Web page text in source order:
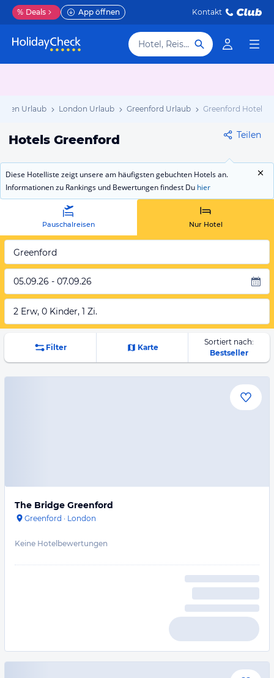
% Deals App öffnen Kontakt
Hotel, Reiseziel
Urlaub London Urlaub Greenford Urlaub Greenford Hotels
Hotels Greenford Teilen
Diese Hotelliste zeigt unsere am häufigsten gebuchten Hotels an.
Informationen zu Rankings und Bewertungen findest Du hier
Pauschalreisen Nur Hotel
Greenford
05.09.26 - 07.09.26
2 Erw, 0 Kinder, 1 Zi.
Filter Karte
Sortiert nach:
Bestseller
The Bridge Greenford
Greenford · London
Keine Hotelbewertungen